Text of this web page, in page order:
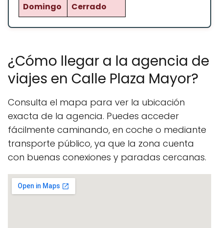
Domingo
Cerrado
¿Cómo llegar a la agencia de
viajes en Calle Plaza Mayor?
Consulta el mapa para ver la ubicación
exacta de la agencia. Puedes acceder
fácilmente caminando, en coche o mediante
transporte público, ya que la zona cuenta
con buenas conexiones y paradas cercanas.